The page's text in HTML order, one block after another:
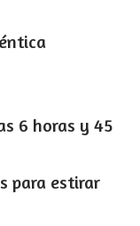
6 horas y 45
para estirar